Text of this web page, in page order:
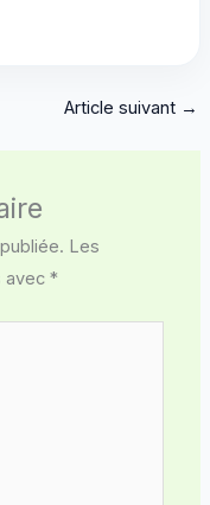
Article suivant →
Les
avec*